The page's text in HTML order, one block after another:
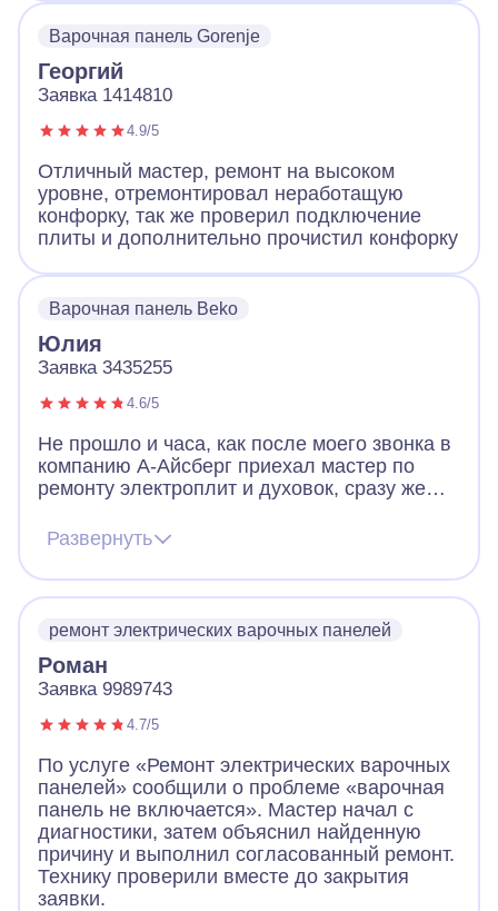
Варочная панель Gorenje
Георгий
Заявка 1414810
4.9/5
Отличный мастер, ремонт на высоком
уровне, отремонтировал неработащую
конфорку, так же проверил подключение
плиты и дополнительно прочистил конфорку
Варочная панель Beko
Юлия
Заявка 3435255
4.6/5
Не прошло и часа, как после моего звонка в
компанию А-Айсберг приехал мастер по
ремонту электроплит и духовок, сразу же
панели и на месте устранил ее. В дни
карантина, когда почти никто вокруг не
работает - это просто чудо! Будем
самоизолироваться с вкусной выпечкой.
Большое спасибо!
Развернуть
ремонт электрических варочных панелей
Роман
Заявка 9989743
4.7/5
По услуге «Ремонт электрических варочных
панелей» сообщили о проблеме «варочная
панель не включается». Мастер начал с
диагностики, затем объяснил найденную
причину и выполнил согласованный ремонт.
Технику проверили вместе до закрытия
заявки.